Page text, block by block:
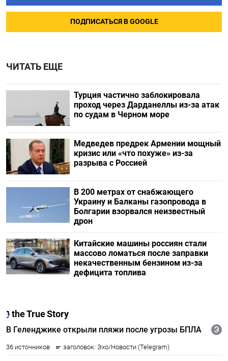
ПОДПИСАТЬСЯ В GOOGLE
ЧИТАТЬ ЕЩЕ
Турция частично заблокировала
проход через Дарданеллы из-за атак
по судам в Черном море
Медведев предрек Армении мощный
кризис или «что похуже» из-за
разрыва с Россией
В 200 метрах от снабжающего
Украину и Балканы газопровода в
Болгарии взорвался неизвестный
дрон
Китайские машины россиян стали
массово ломаться после заправки
некачественным бензином из-за
дефицита топлива